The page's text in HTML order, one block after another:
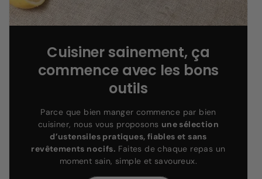
Cuisiner sainement, ça
commence avec les bons
outils
Parce que bien manger commence par bien
cuisiner, nous vous proposons une sélection
d’ustensiles pratiques, fiables et sans
revêtements nocifs. Faites de chaque repas un
moment sain, simple et savoureux.